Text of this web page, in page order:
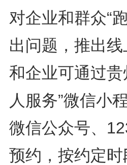
对企业和群众“
出问题，推出
和企业可通过
人服务”微信小
微信公众号、
预约，按约定